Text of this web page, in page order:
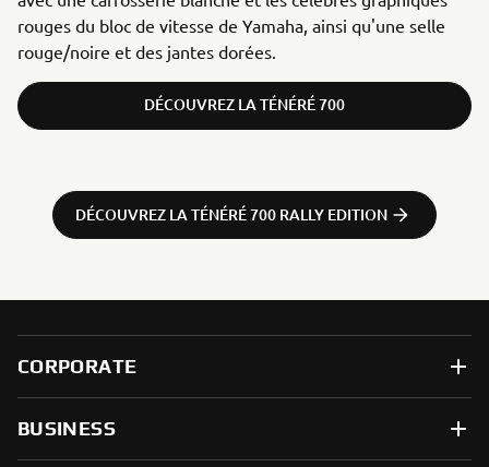
rouges du bloc de vitesse de Yamaha, ainsi qu'une selle
rouge/noire et des jantes dorées.
DÉCOUVREZ LA TÉNÉRÉ 700
DÉCOUVREZ LA TÉNÉRÉ 700 RALLY EDITION
CORPORATE
BUSINESS